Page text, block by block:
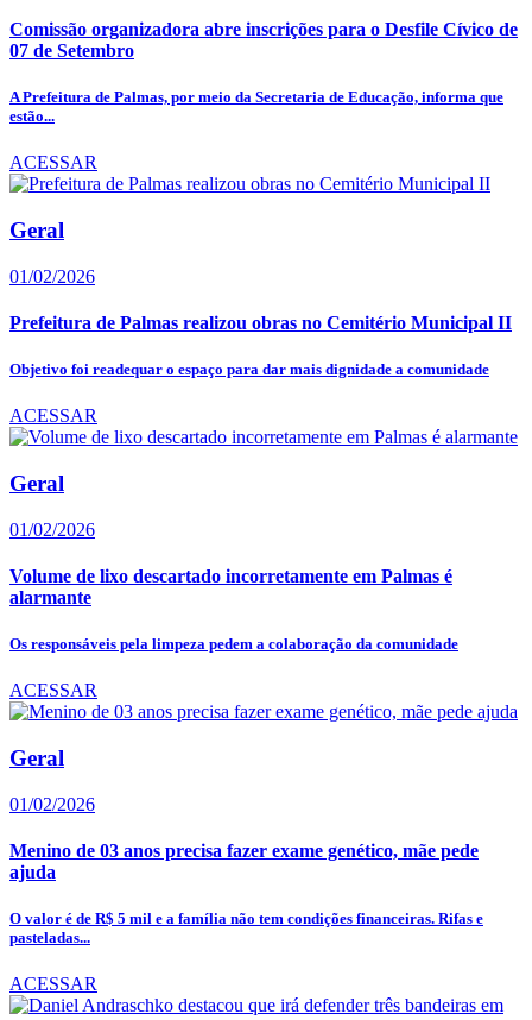
Comissão organizadora abre inscrições para o Desfile Cívico de
07 de Setembro
A Prefeitura de Palmas, por meio da Secretaria de Educação, informa que
estão...
ACESSAR
Geral
01/02/2026
Prefeitura de Palmas realizou obras no Cemitério Municipal II
Objetivo foi readequar o espaço para dar mais dignidade a comunidade
ACESSAR
Geral
01/02/2026
Volume de lixo descartado incorretamente em Palmas é
alarmante
Os responsáveis pela limpeza pedem a colaboração da comunidade
ACESSAR
Geral
01/02/2026
Menino de 03 anos precisa fazer exame genético, mãe pede
ajuda
O valor é de R$ 5 mil e a família não tem condições financeiras. Rifas e
pasteladas...
ACESSAR